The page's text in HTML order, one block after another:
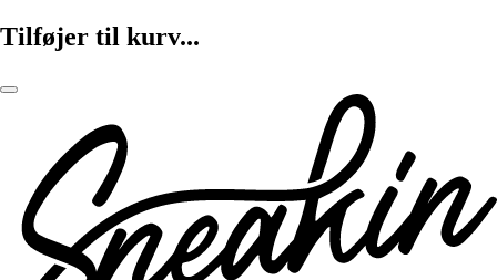
Tilføjer til kurv...